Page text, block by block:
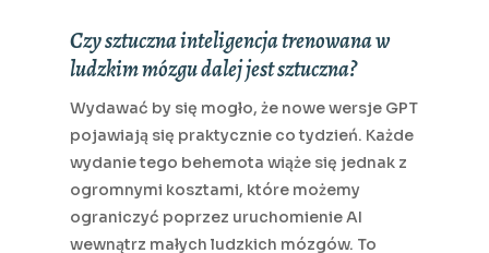
Czy sztuczna inteligencja trenowana w
ludzkim mózgu dalej jest sztuczna?
Wydawać by się mogło, że nowe wersje GPT
pojawiają się praktycznie co tydzień. Każde
wydanie tego behemota wiąże się jednak z
ogromnymi kosztami, które możemy
ograniczyć poprzez uruchomienie AI
wewnątrz małych ludzkich mózgów. To